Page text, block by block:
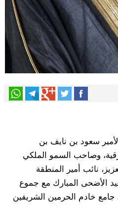
سعود بن نايف بن
وصاحب السمو الملكي
نائب أمير المنطقة
الأضحى المبارك مع جموع
جامع خادم الحرمين الشريفين